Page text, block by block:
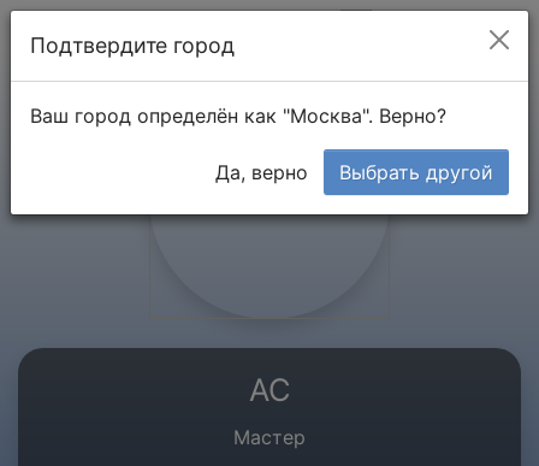
АС
Мастер
Подтвердите город
Ваш город определён как "Москва". Верно?
Да, верно Выбрать другой